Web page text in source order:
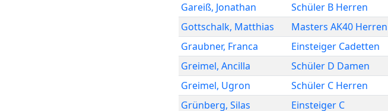
Gareiß, Jonathan Schüler B Herren
Gottschalk, Matthias Masters AK40 Herren
Graubner, Franca Einsteiger Cadetten
Greimel, Ancilla Schüler D Damen
Greimel, Ugron Schüler C Herren
Grünberg, Silas Einsteiger C